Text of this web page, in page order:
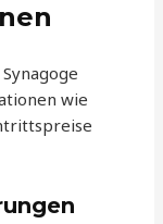
wie